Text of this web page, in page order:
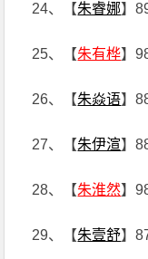
24、【朱睿娜】
25、【朱有桦】
26、【朱焱语】
27、【朱伊渲】
28、【朱淮然】
29、【朱壹舒】